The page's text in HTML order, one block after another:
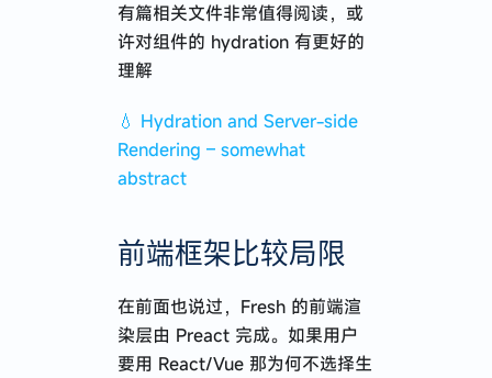
有篇相关文件非常值得阅读，或
许对组件的 hydration 有更好的
理解
💧 Hydration and Server-side
Rendering – somewhat
abstract
前端框架比较局限
在前面也说过，Fresh 的前端渲
染层由 Preact 完成。如果用户
要用 React/Vue 那为何不选择生